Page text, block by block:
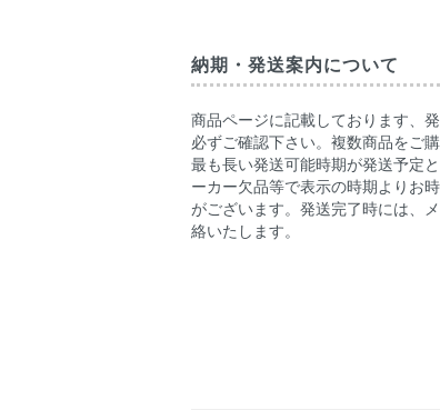
納期・発送案内について
商品ページに記載しております、
必ずご確認下さい。複数商品をご購
最も長い発送可能時期が発送予定
ーカー欠品等で表示の時期よりお
がございます。発送完了時には、
絡いたします。